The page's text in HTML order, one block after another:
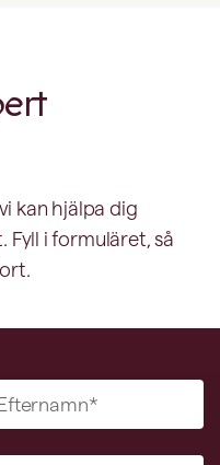
kan hjälpa dig
i formuläret, så